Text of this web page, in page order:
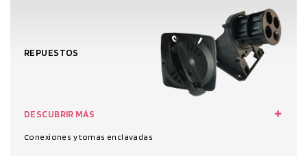
REPUESTOS
DESCUBRIR MÁS
Conexiones y tomas enclavadas